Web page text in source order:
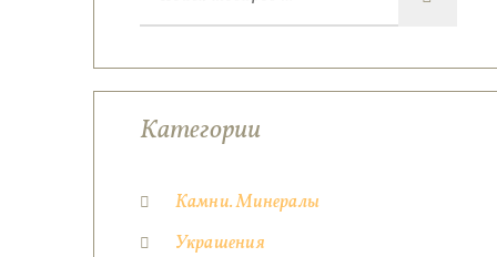
Категории
Камни. Минералы
Украшения